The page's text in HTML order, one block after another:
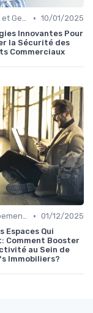
Entretien et Gestion du Risque Immobilier • 10/01/2025
Innovantes Pour
la Sécurité des
Commerciaux
Développement et Rénovation de Projets • 01/12/2025
Espaces Qui
Comment Booster
au Sein de
Immobiliers?